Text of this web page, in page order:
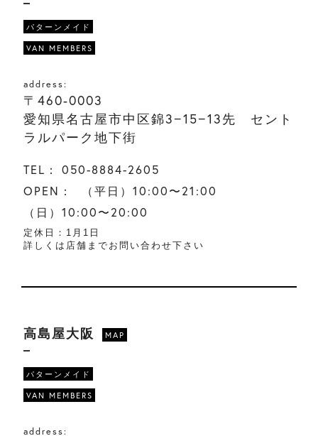
パターンメイド
VAN MEMBERS
address:
〒460-0003
愛知県名古屋市中区錦3−15−13先 セント
ラルパーク地下街
TEL：
050-8884-2605
OPEN：
（平日）10:00〜21:00
（日）10:00〜20:00
定休日：1月1日
詳しくは店舗までお問い合わせ下さい
高島屋大阪 MAP
パターンメイド
VAN MEMBERS
address: